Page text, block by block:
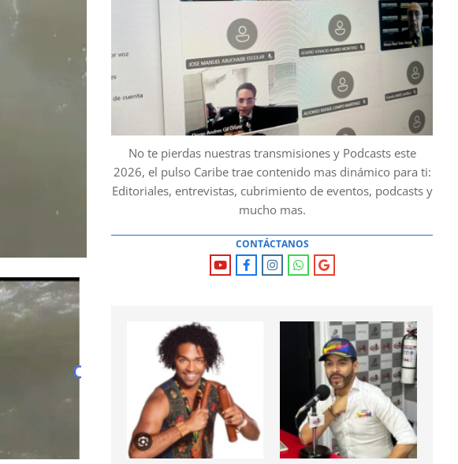
No te pierdas nuestras transmisiones y Podcasts este
2026, el pulso Caribe trae contenido mas dinámico para ti:
Editoriales, entrevistas, cubrimiento de eventos, podcasts y
mucho mas.
CONTÁCTANOS